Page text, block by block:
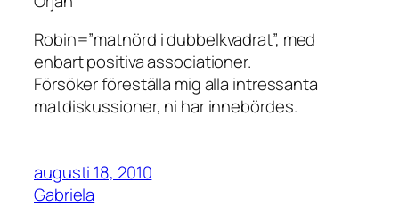
Robin=”matnörd i dubbelkvadrat”, med
enbart positiva associationer.
Försöker föreställa mig alla intressanta
matdiskussioner, ni har innebördes.
augusti 18, 2010
Gabriela